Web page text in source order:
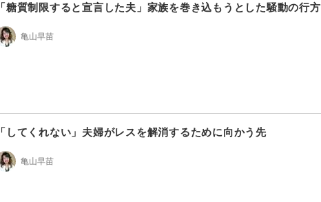
「糖質制限すると宣言した夫」家族を巻き込もうとした騒動の行方
亀山早苗
「してくれない」夫婦がレスを解消するために向かう先
亀山早苗